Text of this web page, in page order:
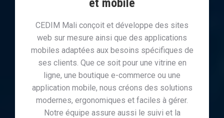
et mobile
CEDIM Mali conçoit et développe des sites
web sur mesure ainsi que des applications
mobiles adaptées aux besoins spécifiques de
ses clients. Que ce soit pour une vitrine en
ligne, une boutique e-commerce ou une
application mobile, nous créons des solutions
modernes, ergonomiques et faciles à gérer.
Notre équipe assure aussi le suivi et la